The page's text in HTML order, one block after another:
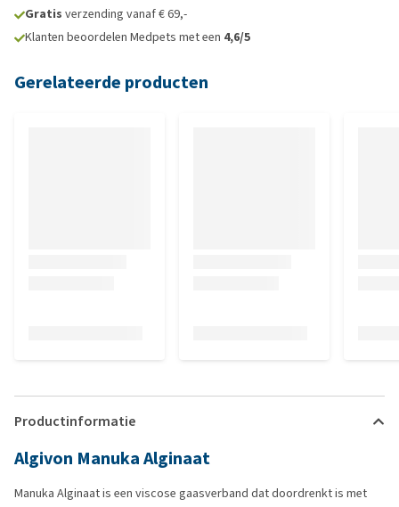
Gratis verzending vanaf € 69,-
Klanten beoordelen Medpets met een 4,6/5
Gerelateerde producten
Productinformatie
Algivon Manuka Alginaat
Manuka Alginaat is een viscose gaasverband dat doordrenkt is met